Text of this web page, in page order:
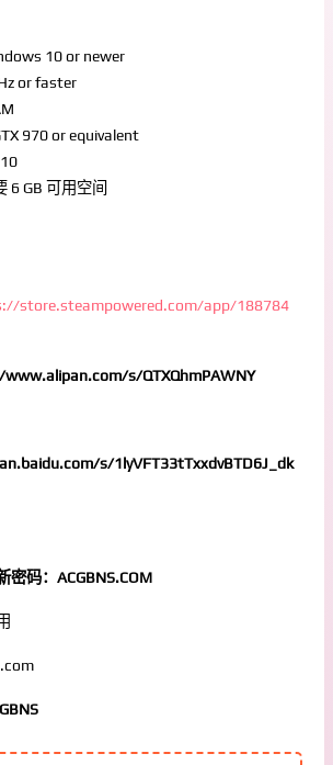
10 or newer
or faster
970 or equivalent
10
6 GB 可用空间
store.steampowered.com/app/188784
s/QTXQhmPAWNY
s/1lyVFT33tTxxdvBTD6J_dk
密码：ACGBNS.COM